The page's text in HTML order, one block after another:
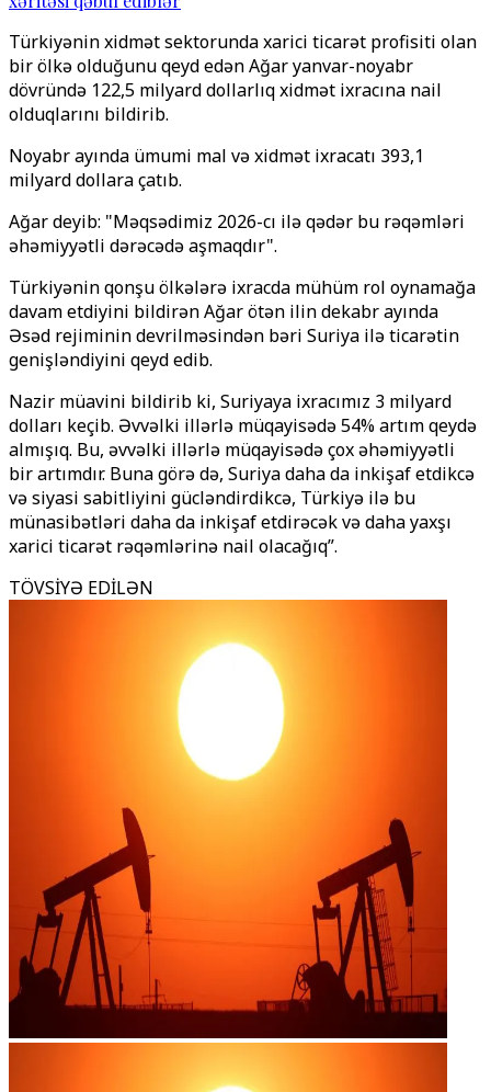
Türkiyənin xidmət sektorunda xarici ticarət profisiti olan
bir ölkə olduğunu qeyd edən Ağar yanvar-noyabr
dövründə 122,5 milyard dollarlıq xidmət ixracına nail
olduqlarını bildirib.
Noyabr ayında ümumi mal və xidmət ixracatı 393,1
milyard dollara çatıb.
Ağar deyib: "Məqsədimiz 2026-cı ilə qədər bu rəqəmləri
əhəmiyyətli dərəcədə aşmaqdır".
Türkiyənin qonşu ölkələrə ixracda mühüm rol oynamağa
davam etdiyini bildirən Ağar ötən ilin dekabr ayında
Əsəd rejiminin devrilməsindən bəri Suriya ilə ticarətin
genişləndiyini qeyd edib.
Nazir müavini bildirib ki, Suriyaya ixracımız 3 milyard
dolları keçib. Əvvəlki illərlə müqayisədə 54% artım qeydə
almışıq. Bu, əvvəlki illərlə müqayisədə çox əhəmiyyətli
bir artımdır. Buna görə də, Suriya daha da inkişaf etdikcə
və siyasi sabitliyini gücləndirdikcə, Türkiyə ilə bu
münasibətləri daha da inkişaf etdirəcək və daha yaxşı
xarici ticarət rəqəmlərinə nail olacağıq”.
TÖVSİYƏ EDİLƏN